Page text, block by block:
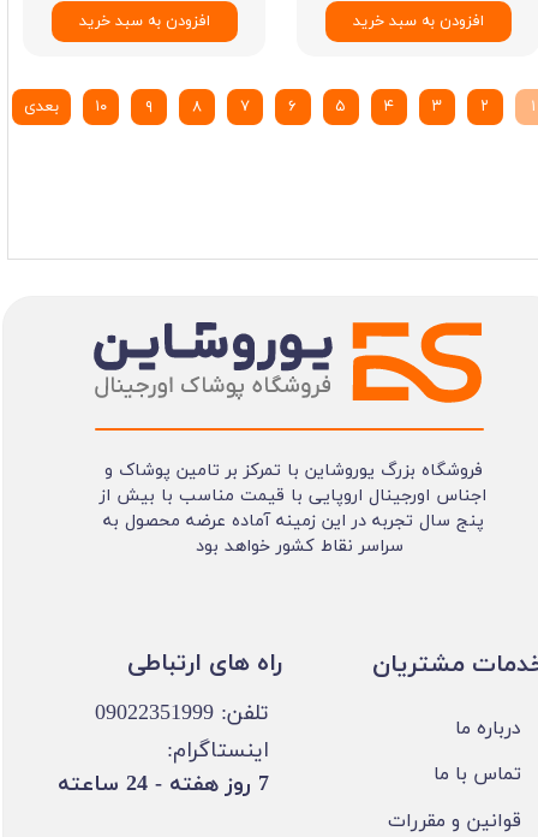
افزودن به سبد خرید افزودن به سبد خرید
۱ ۲ ۳ ۴ ۵ ۶ ۷ ۸ ۹ ۱۰ بعدی
فروشگاه بزرگ یوروشاین با تمرکز بر تامین پوشاک و
اجناس اورجینال اروپایی با قیمت مناسب با بیش از
پنج سال تجربه در این زمینه آماده عرضه محصول به
سراسر نقاط کشور خواهد بود
مشتریان
درباره ما
تماس با ما
قوانین و مقررات
تلفن: 09022351999
اینستاگرام:
​7 روز هفته - 24 ساعته ​​​​​​​
​​راه های ارتباطی